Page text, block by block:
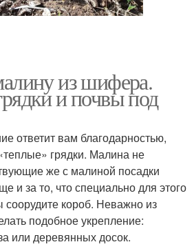
из шифера.
и почвы под
ответит вам благодарностью,
грядки. Малина не
же с малиной посадки
и за то, что специально для этого
соорудите короб. Неважно из
подобное укрепление:
или деревянных досок.